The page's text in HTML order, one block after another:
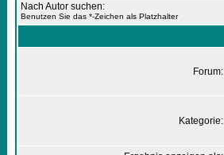
Nach Autor suchen:
Benutzen Sie das *-Zeichen als Platzhalter
Forum:
Kategorie: